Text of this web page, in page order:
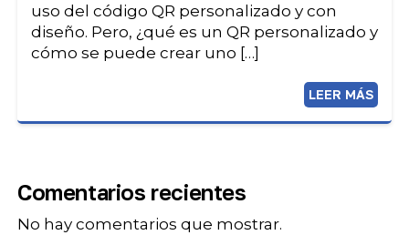
uso del código QR personalizado y con
diseño. Pero, ¿qué es un QR personalizado y
cómo se puede crear uno […]
LEER MÁS
Comentarios recientes
No hay comentarios que mostrar.